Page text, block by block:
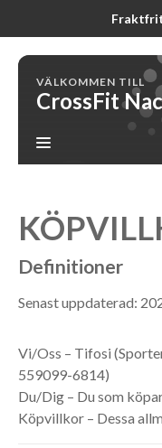
VÄLKOMMEN TILL
CrossFit
Definitioner
Senast uppdaterad:
Vi/Oss – Tifosi
559099-6814)
Du/Dig – Du som
Köpvillkor – Dessa